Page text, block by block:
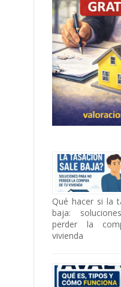
Qué hacer si la
baja:
perder la
vivienda